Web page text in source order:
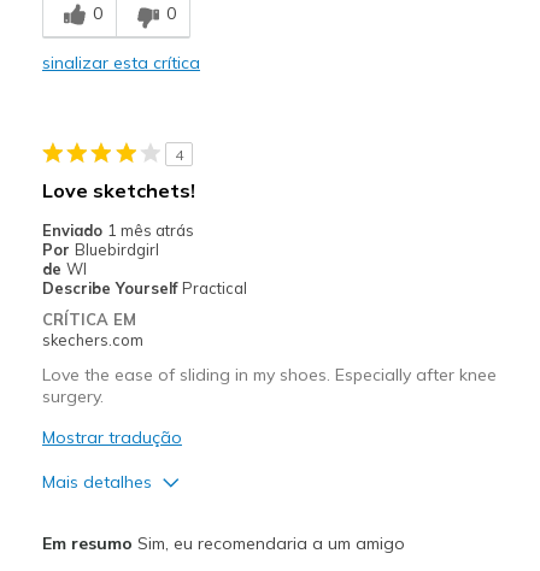
Melhores utilizações
Casual Wear
Sizing
View On Shoes
I'm Into Shoes
0 0
sinalizar esta crítica
4
Love sketchets!
Enviado 1 mês atrás
Por Bluebirdgirl
de WI
Describe Yourself Practical
CRÍTICA EM
skechers.com
Love the ease of sliding in my shoes. Especially after knee
surgery.
Mostrar tradução
Mais detalhes
Em resumo Sim, eu recomendaria a um amigo